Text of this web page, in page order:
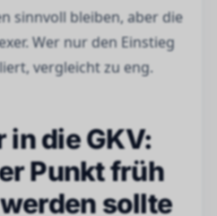
sinnvoll bleiben, aber die
Wer nur den Einstieg
vergleicht zu eng.
in die GKV:
Punkt früh
sollte